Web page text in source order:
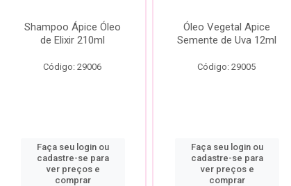
Shampoo Ápice Óleo
de Elixir 210ml
Código: 29006
Faça seu login ou
cadastre-se para
ver preços e
comprar
Óleo Vegetal Apice
Semente de Uva 12ml
Código: 29005
Faça seu login ou
cadastre-se para
ver preços e
comprar